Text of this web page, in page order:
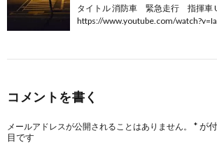
タイトル 消防車 緊急走行 指揮車
https://www.youtube.com/
コメントを書く
メールアドレスが公開されることはありません。 *が
目です